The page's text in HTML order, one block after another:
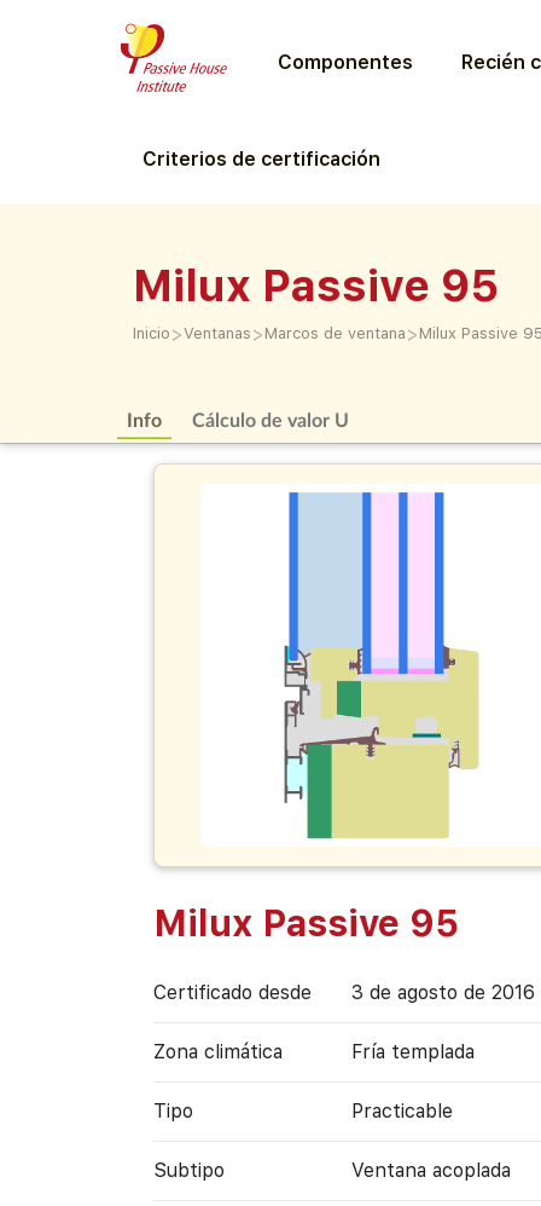
Componentes Recién
Criterios de certificación
Milux Passive 95
Inicio >Ventanas > Marcos de ventana > Milux Passive
Info Cálculo de valor U
Milux Passive 95
Certificado desde 3 de agosto de 2016
Zona climática Fría templada
Tipo Practicable
Subtipo Ventana acoplada